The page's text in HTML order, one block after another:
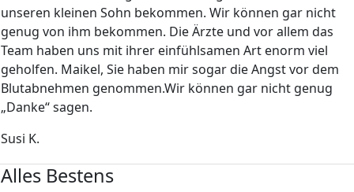
unseren kleinen Sohn bekommen. Wir können gar nicht
genug von ihm bekommen. Die Ärzte und vor allem das
Team haben uns mit ihrer einfühlsamen Art enorm viel
geholfen. Maikel, Sie haben mir sogar die Angst vor dem
Blutabnehmen genommen.Wir können gar nicht genug
„Danke“ sagen.
Susi K.
Alles Bestens